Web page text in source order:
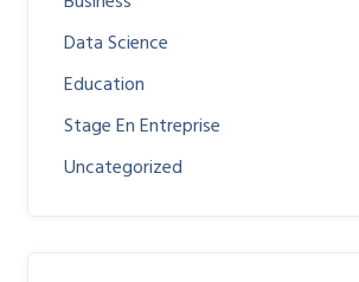
Data Science
Education
Stage En Entreprise
Uncategorized